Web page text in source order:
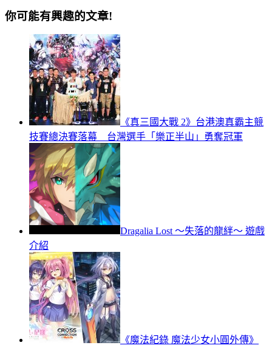
你可能有興趣的文章!
《真三國大戰 2》台港澳真霸主競
技賽總決賽落幕 台灣選手「樂正半山」勇奪冠軍
Dragalia Lost ～失落的龍絆～ 遊戲
介紹
《魔法紀錄 魔法少女小圓外傳》